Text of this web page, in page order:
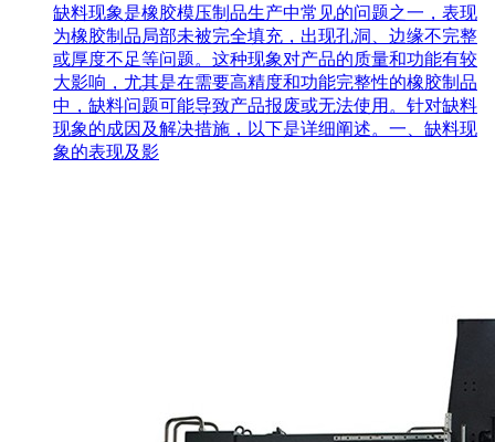
缺料现象是橡胶模压制品生产中常见的问题之一，表现
为橡胶制品局部未被完全填充，出现孔洞、边缘不完整
或厚度不足等问题。这种现象对产品的质量和功能有较
大影响，尤其是在需要高精度和功能完整性的橡胶制品
中，缺料问题可能导致产品报废或无法使用。针对缺料
现象的成因及解决措施，以下是详细阐述。一、缺料现
象的表现及影